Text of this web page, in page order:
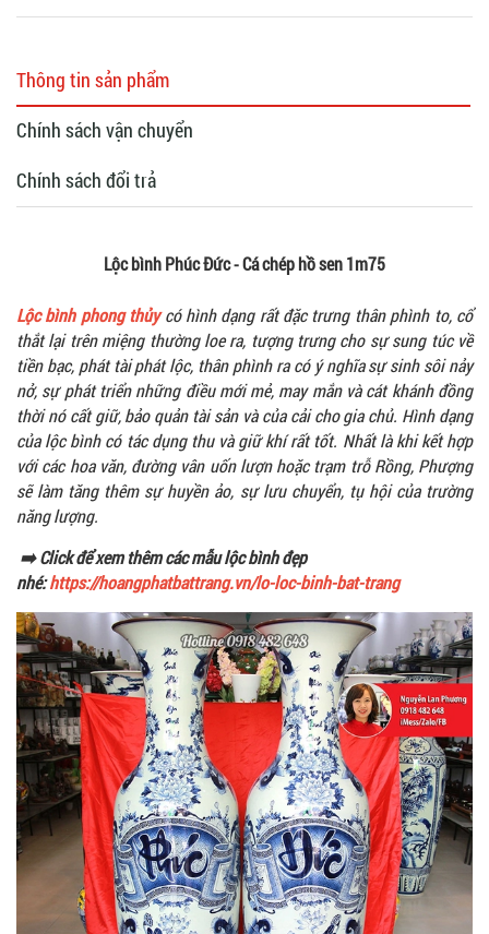
Thông tin sản phẩm
Chính sách vận chuyển
Chính sách đổi trả
Lộc bình Phúc Đức - Cá chép hồ sen 1m75
Lộc bình phong thủycó hình dạng rất đặc trưng thân phình to, cổ
thắt lại trên miệng thường loe ra, tượng trưng cho sự sung túc về
tiền bạc, phát tài phát lộc, thân phình ra có ý nghĩa sự sinh sôi nảy
nở, sự phát triển những điều mới mẻ, may mắn và cát khánh đồng
thời nó cất giữ, bảo quản tài sản và của cải cho gia chủ. Hình dạng
của lộc bình có tác dụng thu và giữ khí rất tốt. Nhất là khi kết hợp
với các hoa văn, đường vân uốn lượn hoặc trạm trỗ Rồng, Phượng
sẽ làm tăng thêm sự huyền ảo, sự lưu chuyển, tụ hội của trường
năng lượng.
➡️ Click để xem thêm các mẫu lộc bình đẹp
nhé:https://hoangphatbattrang.vn/lo-loc-binh-bat-trang